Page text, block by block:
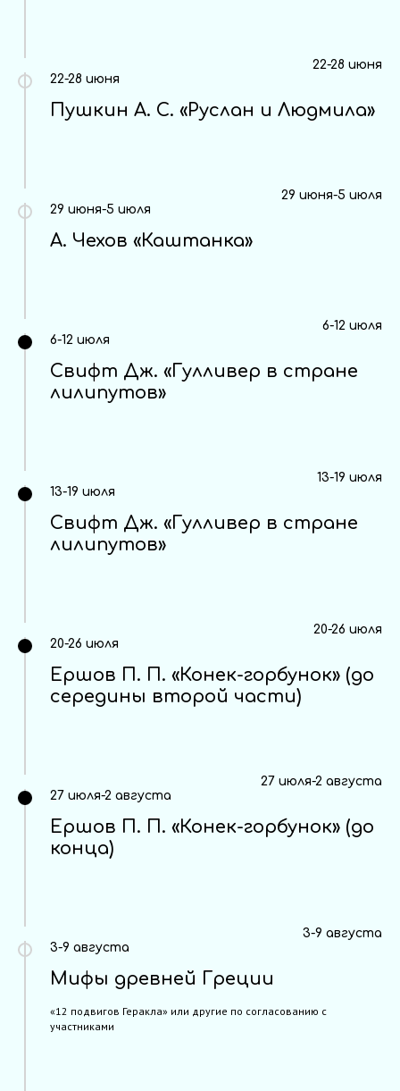
22-28 июня
22-28 июня
Пушкин А. С. «Руслан и Людмила»
29 июня-5 июля
29 июня-5 июля
А. Чехов «Каштанка»
6-12 июля
6-12 июля
Свифт Дж. «Гулливер в стране
лилипутов»
13-19 июля
13-19 июля
Свифт Дж. «Гулливер в стране
лилипутов»
20-26 июля
20-26 июля
Ершов П. П. «Конек-горбунок» (до
середины второй части)
27 июля-2 августа
27 июля-2 августа
Ершов П. П. «Конек-горбунок» (до
конца)
3-9 августа
3-9 августа
Мифы древней Греции
«12 подвигов Геракла» или другие по согласованию с
участниками